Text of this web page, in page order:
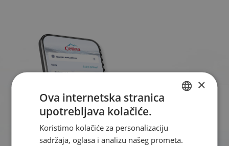
×
Ova internetska stranica
upotrebljava kolačiće.
Koristimo kolačiće za personalizaciju
sadržaja, oglasa i analizu našeg prometa.